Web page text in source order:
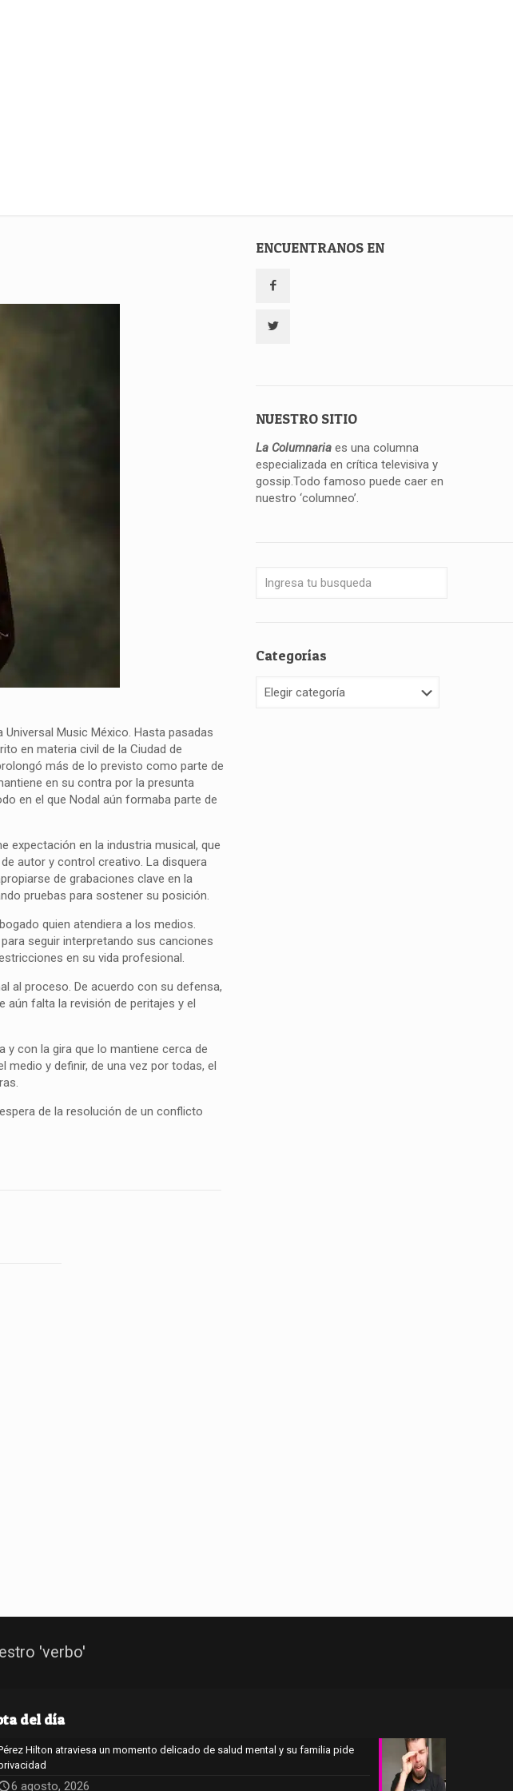
Music México. Hasta pasadas
en materia civil de la Ciudad de
más de lo previsto como parte de
en su contra por la presunta
en el que Nodal aún formaba parte de
expectación en la industria musical, que
autor y control creativo. La disquera
de grabaciones clave en la
pruebas para sostener su posición.
quien atendiera a los medios.
seguir interpretando sus canciones
en su vida profesional.
al proceso. De acuerdo con su defensa,
aún falta la revisión de peritajes y el
y con la gira que lo mantiene cerca de
medio y definir, de una vez por todas, el
de la resolución de un conflicto
ENCUENTRANOS EN
NUESTRO SITIO
La Columnaria es una columna
especializada en crítica televisiva y
gossip.Todo famoso puede caer en
nuestro ‘columneo’.
Categorías
'verbo'
del día
Hilton atraviesa un momento delicado de salud mental y su familia pide
6 agosto, 2026